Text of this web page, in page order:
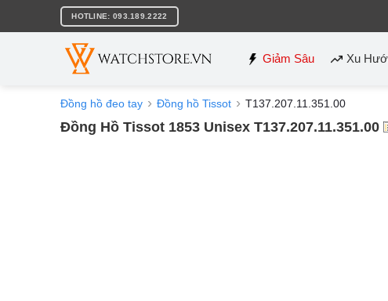
nội
HOTLINE: 093.189.2222
Giảm Sâu Xu
Đồng hồ đeo tay Đồng hồ Tissot T137.207.11.351.00
Đồng Hồ Tissot 1853 Unisex T137.207.11.351.00